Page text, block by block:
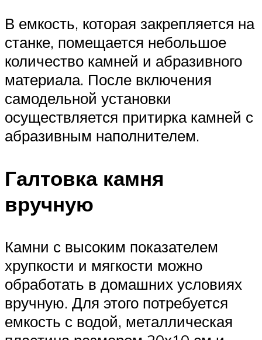
В емкость, которая закрепляется на
станке, помещается небольшое
количество камней и абразивного
материала. После включения
самодельной установки
осуществляется притирка камней с
абразивным наполнителем.
Галтовка камня
вручную
Камни с высоким показателем
хрупкости и мягкости можно
обработать в домашних условиях
вручную. Для этого потребуется
емкость с водой, металлическая